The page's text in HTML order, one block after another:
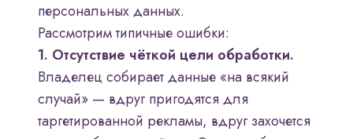
персональных данных.
Рассмотрим типичные ошибки:
1. Отсутствие чёткой цели обработки.
Владелец собирает данные «на всякий
случай» — вдруг пригодятся для
таргетированной рекламы, вдруг захочется